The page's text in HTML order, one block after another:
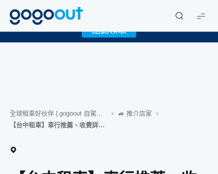
gogoout
全球租車好伙伴 | gogoout 自駕旅遊日誌
🚙 推介店家
【台中租車】車行推薦、收費詳情、注意要點，一文盡覽租車須知！
限時下載 gogoout APP 領取免費 1GB eSIM！
點此領取